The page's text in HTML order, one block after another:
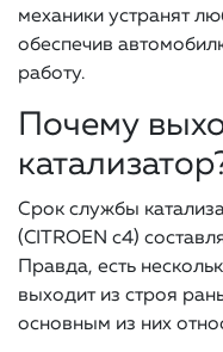
механики устранят
обеспечив
работу.
Почему
Срок службы
(CITROEN c4)
Правда, есть
выходит из строя
основным из них